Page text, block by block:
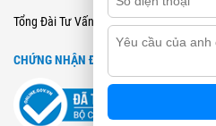
Tổng Đài Tư Vấn:
CHỨNG NHẬN ĐĂNG KÝ BCT